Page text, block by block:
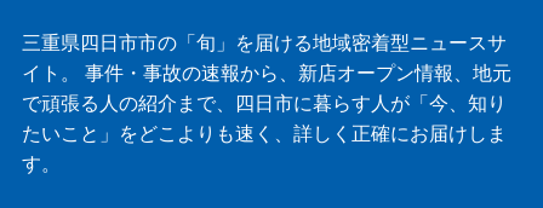
三重県四日市市の「旬」を届ける地域密着型ニュースサ
イト。 事件・事故の速報から、新店オープン情報、地元
で頑張る人の紹介まで、四日市に暮らす人が「今、知り
たいこと」をどこよりも速く、詳しく正確にお届けしま
す。